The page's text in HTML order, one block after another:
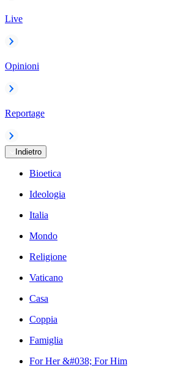
Live
Opinioni
Reportage
Indietro
Bioetica
Ideologia
Italia
Mondo
Religione
Vaticano
Casa
Coppia
Famiglia
For Her &#038; For Him